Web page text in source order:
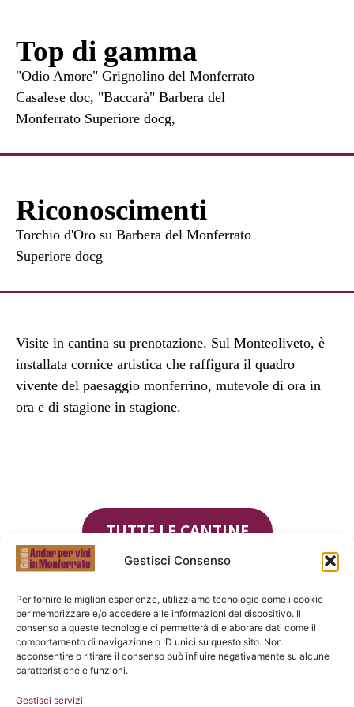
Gestisci Consenso
Per fornire le migliori esperienze, utilizziamo tecnologie come i cookie
per memorizzare e/o accedere alle informazioni del dispositivo. Il
consenso a queste tecnologie ci permetterà di elaborare dati come il
comportamento di navigazione o ID unici su questo sito. Non
acconsentire o ritirare il consenso può influire negativamente su alcune
caratteristiche e funzioni.
Gestisci servizi
Top di gamma
"Odio Amore" Grignolino del Monferrato
Casalese doc, "Baccarà" Barbera del
Monferrato Superiore docg,
Riconoscimenti
Torchio d'Oro su Barbera del Monferrato
Superiore docg
Visite in cantina su prenotazione. Sul Monteoliveto, è
installata cornice artistica che raffigura il quadro
vivente del paesaggio monferrino, mutevole di ora in
ora e di stagione in stagione.
TUTTE LE CANTINE